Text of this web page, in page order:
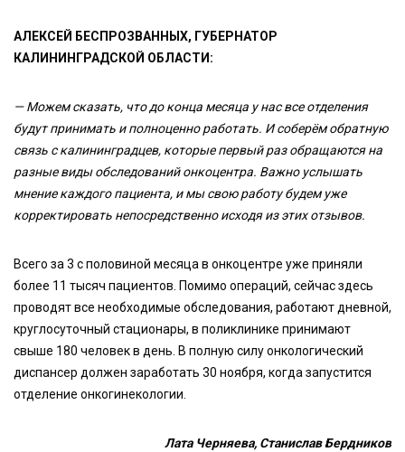
АЛЕКСЕЙ БЕСПРОЗВАННЫХ, ГУБЕРНАТОР
КАЛИНИНГРАДСКОЙ ОБЛАСТИ:
— Можем сказать, что до конца месяца у нас все отделения
будут принимать и полноценно работать. И соберём обратную
связь с калининградцев, которые первый раз обращаются на
разные виды обследований онкоцентра. Важно услышать
мнение каждого пациента, и мы свою работу будем уже
корректировать непосредственно исходя из этих отзывов.
Всего за 3 с половиной месяца в онкоцентре уже приняли
более 11 тысяч пациентов. Помимо операций, сейчас здесь
проводят все необходимые обследования, работают дневной,
круглосуточный стационары, в поликлинике принимают
свыше 180 человек в день. В полную силу онкологический
диспансер должен заработать 30 ноября, когда запустится
отделение онкогинекологии.
Лата Черняева, Станислав Бердников